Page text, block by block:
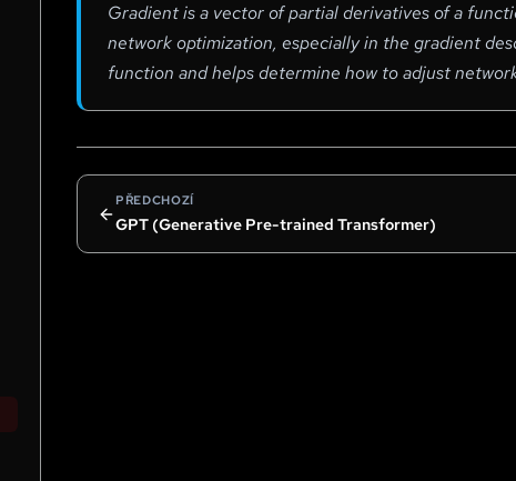
Gradient is a vector of partial derivatives of a
network optimization, especially in the gradient
function and helps determine how to adjust
PŘEDCHOZÍ
GPT (Generative Pre-trained Transformer)